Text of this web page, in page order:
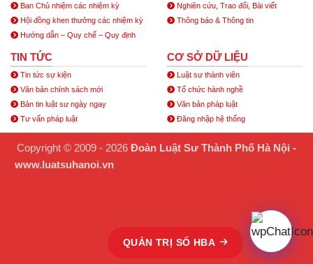
Ban Chủ nhiệm các nhiệm kỳ
Hội đồng khen thưởng các nhiệm kỳ
Hướng dẫn – Quy chế – Quy định
Nghiên cứu, Trao đổi, Bài viết
Thông báo & Thông tin
TIN TỨC
Tin tức sự kiện
Văn bản chính sách mới
Bản tin luật sư ngày ngay
Tư vấn pháp luật
CƠ SỞ DỮ LIỆU
Luật sư thành viên
Tổ chức hành nghề
Văn bản pháp luật
Đăng nhập hệ thống
Copyright © 2009 - 2026 Đoàn Luật Sư Thành Phố Hà Nội -
www.luatsuhanoi.vn
QUẢN TRỊ SỐ HBA